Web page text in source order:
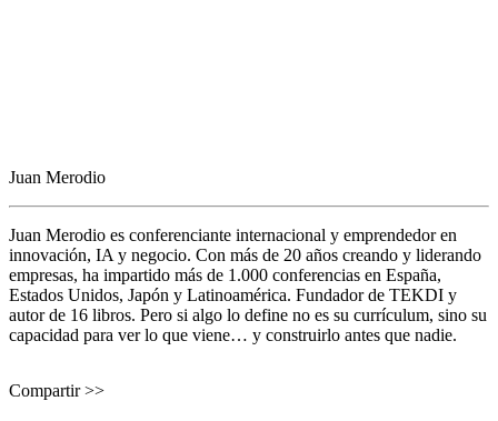
Juan Merodio
Juan Merodio es conferenciante internacional y emprendedor en
innovación, IA y negocio. Con más de 20 años creando y liderando
empresas, ha impartido más de 1.000 conferencias en España,
Estados Unidos, Japón y Latinoamérica. Fundador de TEKDI y
autor de 16 libros. Pero si algo lo define no es su currículum, sino su
capacidad para ver lo que viene… y construirlo antes que nadie.
Compartir >>